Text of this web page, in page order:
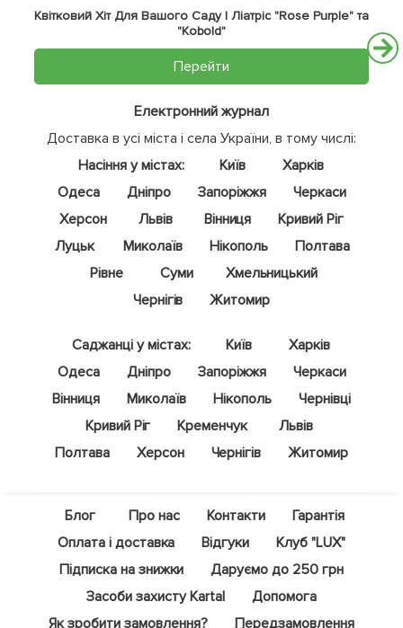
Квітковий Хіт Для Вашого Саду | Ліатріс "Rose Purple" та
"Kobold"
Перейти
Електронний журнал
Доставка в усі міста і села України, в тому числі:
Насіння у містах:
Київ
Харків
Одеса
Дніпро Запоріжжя
Черкаси
Херсон
Львів Вінниця
Кривий Ріг
Луцьк
Миколаїв Нікополь
Полтава
Рівне
Суми
Хмельницький
Чернігів
Житомир
Саджанці у містах: Київ
Харків
Одеса
Дніпро Запоріжжя
Черкаси
Вінниця
Миколаїв Нікополь
Чернівці
Кривий Ріг
Кременчук
Львів
Полтава
Херсон Чернігів Житомир
Блог Про нас Контакти
Гарантія
Оплата і доставка
Відгуки
Клуб "LUX"
Підписка на знижки
Даруємо до 250 грн
Засоби захисту Kartal
Допомога
Як зробити замовлення?
Передзамовлення